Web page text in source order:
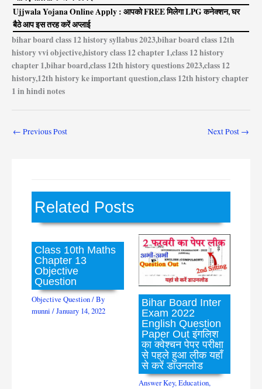
Ujjwala Yojana Online Apply : आपको FREE मिलेगा LPG कनेक्‍शन, घर
बैठे आप इस तरह करें अप्लाई
bihar board class 12 history syllabus 2023,bihar board class 12th
history vvi objective,history class 12 chapter 1,class 12 history
chapter 1,bihar board,class 12th history questions 2023,class 12
history,12th history ke important question,class 12th history chapter
1 in hindi notes
← Previous Post Next Post →
Related Posts
Class 10th Maths
Chapter 13
Objective
Question
Objective Question/ By
munni/January 14, 2022
Bihar Board Inter
Exam 2022
English Question
Paper Out इंगलिश
का क्वेश्चन पेपर परीक्षा
से पहले हुआ लीक यहाँ
से करें डाउनलोड
Answer Key,Education,